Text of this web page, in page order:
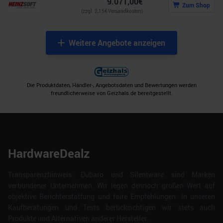
(zzgl. 2,15€ Versandkosten)
Zum Shop
Weitere Angebote anzeigen
Die Produktdaten, Händler-, Angebotsdaten und Bewertungen werden
freundlicherweise von Geizhals.de bereitgestellt.
HardwareDealz